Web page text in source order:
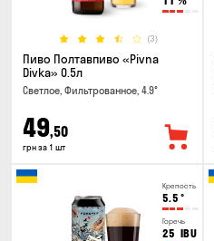
(3)
Пиво Полтавпиво «Pivna
Divka» 0.5л
Светлое, Фильтрованное, 4.9°
49,50
грн за 1 шт
Крепость
5.5 °
Горечь
25 IBU